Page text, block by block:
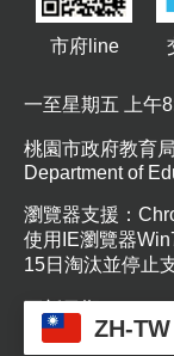
ZH-TW
進
尋
組
織
紹
訊
市府line
一至星期五 上午
桃園市政府教育
Department of
瀏覽器支援：
使用IE瀏覽器
15日淘汰並停止
更新日期
瀏覽人次225